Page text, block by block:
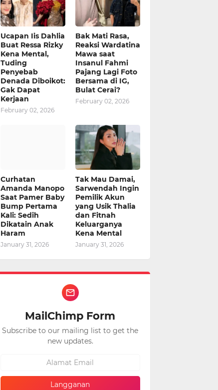
Ucapan Iis Dahlia
Buat Ressa Rizky
Kena Mental,
Tuding
Penyebab
Denada Diboikot:
Gak Dapat
Kerjaan
February 02, 2026
Bak Mati Rasa,
Reaksi Wardatina
Mawa saat
Insanul Fahmi
Pajang Lagi Foto
Bersama di IG,
Bulat Cerai?
February 02, 2026
Curhatan
Amanda Manopo
Saat Pamer Baby
Bump Pertama
Kali: Sedih
Dikatain Anak
Haram
January 31, 2026
Tak Mau Damai,
Sarwendah Ingin
Pemilik Akun
yang Usik Thalia
dan Fitnah
Keluarganya
Kena Mental
January 31, 2026
MailChimp Form
Subscribe to our mailing list to get the
new updates.